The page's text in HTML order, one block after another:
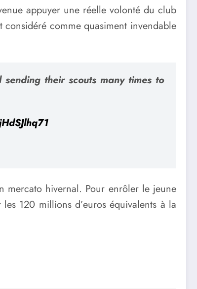
appuyer une réelle volonté du club
considéré comme quasiment invendable
their scouts many times to
mercato hivernal. Pour enrôler le jeune
120 millions d’euros équivalents à la